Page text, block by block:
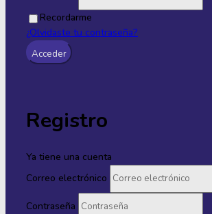
Recordarme
¿Olvidaste tu contraseña?
Registro
Ya tiene una cuenta
Correo electrónico
Contraseña